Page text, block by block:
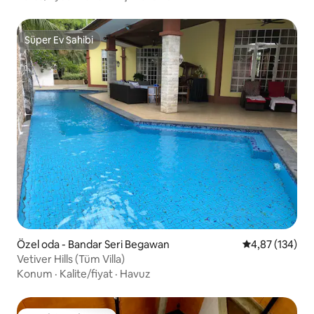
Süper Ev Sahibi
Süper Ev Sahibi
Özel oda - Bandar Seri Begawan 5 üzerinden
4,87 (134)
Vetiver Hills (Tüm Villa)
Konum · Kalite/fiyat · Havuz